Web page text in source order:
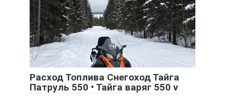
Расход Топлива Снегоход Тайга
Патруль 550 • Тайга варяг 550 v